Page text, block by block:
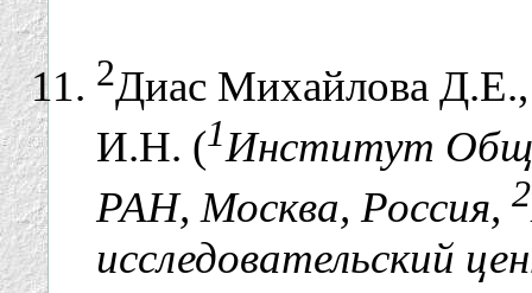
2Диас Михайлова
И.Н. (1Институт
РАН, Москва, Россия, 2
исследовательский